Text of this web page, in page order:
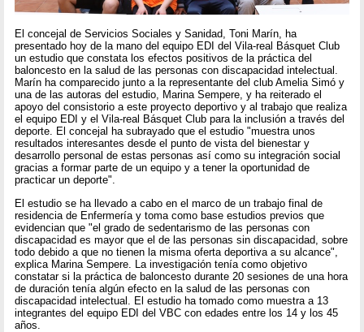
El concejal de Servicios Sociales y Sanidad, Toni Marín, ha
presentado hoy de la mano del equipo EDI del Vila-real Básquet Club
un estudio que constata los efectos positivos de la práctica del
baloncesto en la salud de las personas con discapacidad intelectual.
Marín ha comparecido junto a la representante del club Amelia Simó y
una de las autoras del estudio, Marina Sempere, y ha reiterado el
apoyo del consistorio a este proyecto deportivo y al trabajo que realiza
el equipo EDI y el Vila-real Básquet Club para la inclusión a través del
deporte. El concejal ha subrayado que el estudio "muestra unos
resultados interesantes desde el punto de vista del bienestar y
desarrollo personal de estas personas así como su integración social
gracias a formar parte de un equipo y a tener la oportunidad de
practicar un deporte".
El estudio se ha llevado a cabo en el marco de un trabajo final de
residencia de Enfermería y toma como base estudios previos que
evidencian que "el grado de sedentarismo de las personas con
discapacidad es mayor que el de las personas sin discapacidad, sobre
todo debido a que no tienen la misma oferta deportiva a su alcance",
explica Marina Sempere. La investigación tenía como objetivo
constatar si la práctica de baloncesto durante 20 sesiones de una hora
de duración tenía algún efecto en la salud de las personas con
discapacidad intelectual. El estudio ha tomado como muestra a 13
integrantes del equipo EDI del VBC con edades entre los 14 y los 45
años.